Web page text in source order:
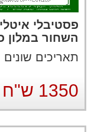
פסטיבלי
השחור במלון
תאריכים שונים
1350 ש"ח